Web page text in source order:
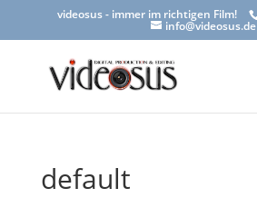
videosus - immer im richtigen Film!
info@videosus.de
default